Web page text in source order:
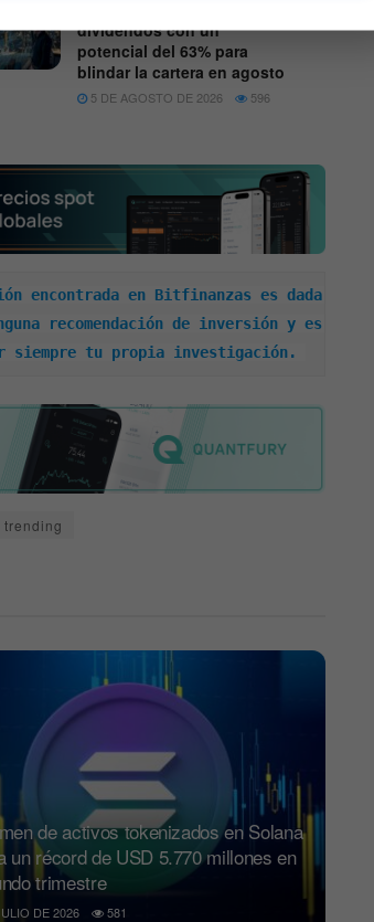
dividendos con un
potencial del 63% para
blindar la cartera en agosto
5 DE AGOSTO DE 2026 596
encontrada en Bitfinanzas es dada
recomendación de inversión y es
siempre tu propia investigación.
trending
de activos tokenizados en Solana
un récord de USD 5.770 millones en
trimestre
DE 2026 581